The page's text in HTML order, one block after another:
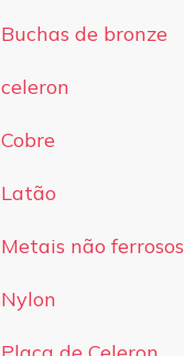
Buchas de bronze
celeron
Cobre
Latão
Metais não ferrosos
Nylon